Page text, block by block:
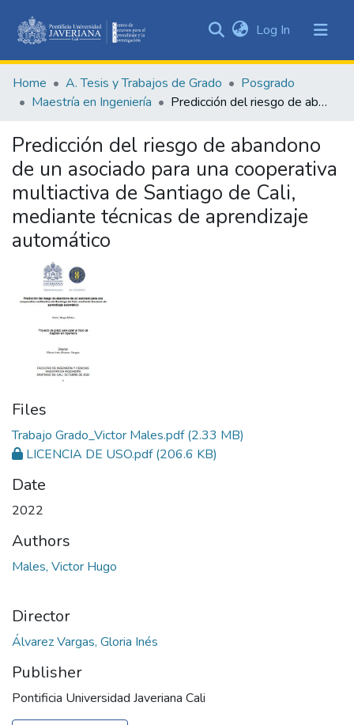
&
Collections
Statistics
Log In (current)
Home A. Tesis y Trabajos de Grado
Posgrado
Maestría en Ingeniería
Predicción del riesgo de abandono de un asociado para una cooperativa multiactiva de Santiago de Cali, mediante técnicas de aprendizaje automático
Predicción del riesgo de abandono
de un asociado para una cooperativa
multiactiva de Santiago de Cali,
mediante técnicas de aprendizaje
automático
Files
Trabajo Grado_Victor Males.pdf(2.33 MB)
LICENCIA DE USO.pdf(206.6 KB)
Date
2022
Authors
Males, Victor Hugo
Director
Álvarez Vargas, Gloria Inés
Publisher
Pontificia Universidad Javeriana Cali